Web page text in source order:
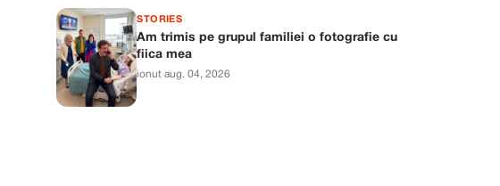
STORIES
Am trimis pe grupul familiei o fotografie cu
fiica mea
ionut·aug. 04, 2026